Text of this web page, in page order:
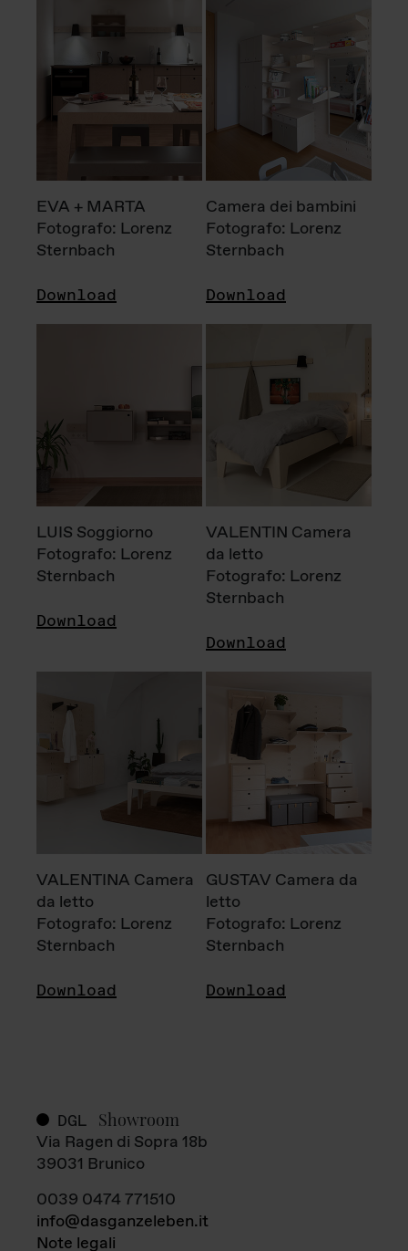
EVA + MARTA
Fotografo: Lorenz
Sternbach
Download
Camera dei bambini
Fotografo: Lorenz
Sternbach
Download
LUIS Soggiorno
Fotografo: Lorenz
Sternbach
Download
VALENTIN Camera
da letto
Fotografo: Lorenz
Sternbach
Download
VALENTINA Camera
da letto
Fotografo: Lorenz
Sternbach
Download
GUSTAV Camera da
letto
Fotografo: Lorenz
Sternbach
Download
DGL Showroom
Via Ragen di Sopra 18b
39031 Brunico
0039 0474 771510
info@dasganzeleben.it
Note legali